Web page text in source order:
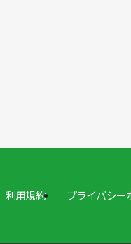
利用規約 プライバシー